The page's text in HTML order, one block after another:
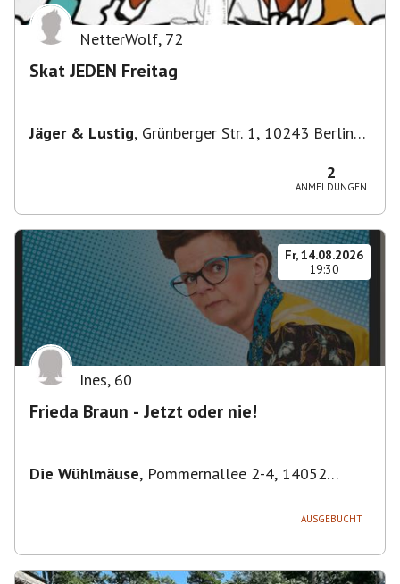
NetterWolf, 72
Skat JEDEN Freitag
Jäger & Lustig, Grünberger Str. 1, 10243 Berlin-
2
ANMELDUNGEN
Fr, 14.08.2026
19:30
Ines, 60
Frieda Braun - Jetzt oder nie!
Die Wühlmäuse, Pommernallee 2-4, 14052
AUSGEBUCHT